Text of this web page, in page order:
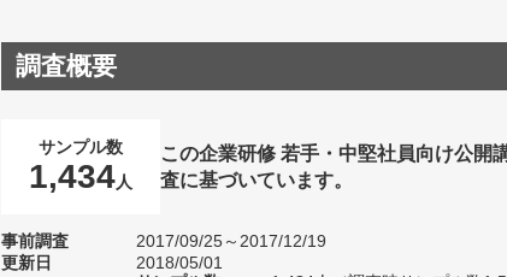
調査概要
サンプル数
1,434人
この企業研修 若手・中堅社員向け公開
査に基づいています。
事前調査
2017/09/25～2017/12/19
更新日
2018/05/01